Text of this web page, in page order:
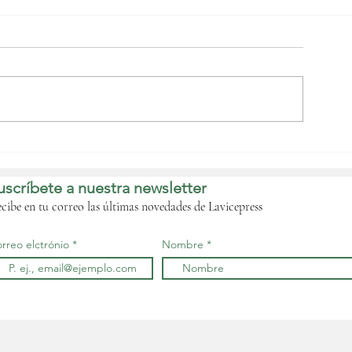
de 1979
a nuestra newsletter
en tu correo las últimas novedades de Lavicepress
elctrónio Nombre